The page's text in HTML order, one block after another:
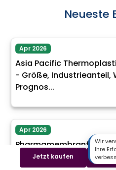
Neueste
Apr 2026
Asia Pacific
- Größe, Industrieanteil,
Prognos...
Apr 2026
Anteil, Industrietrends
Jetzt kaufen
Wir
Ihre